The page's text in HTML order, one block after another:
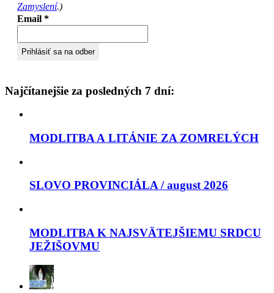
Zamyslení.)
Email *
Najčítanejšie za posledných 7 dní:
MODLITBA A LITÁNIE ZA ZOMRELÝCH
SLOVO PROVINCIÁLA / august 2026
MODLITBA K NAJSVÄTEJŠIEMU SRDCU
JEŽIŠOVMU